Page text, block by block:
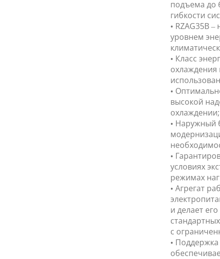
подъема до
гибкости
• RZAG35B
уровнем
• Класс
охлаждения
•
высокой
охлаждении;
• Наружный
•
условиях
режимах
• Агрегат
и делает
с
•